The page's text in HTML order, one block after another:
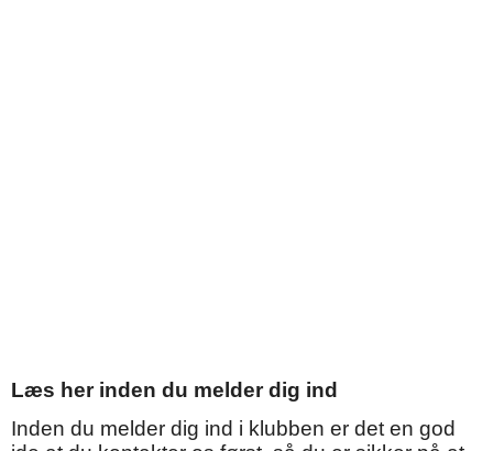
Læs her inden du melder dig ind
Inden du melder dig ind i klubben er det en god